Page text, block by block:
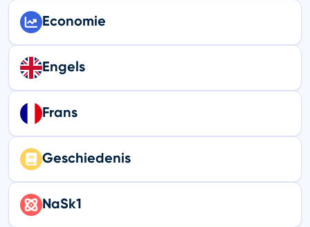
Economie
Engels
Frans
Geschiedenis
NaSk1